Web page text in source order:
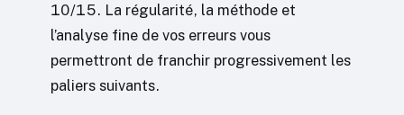
10/15. La régularité, la méthode et
l’analyse fine de vos erreurs vous
permettront de franchir progressivement les
paliers suivants.